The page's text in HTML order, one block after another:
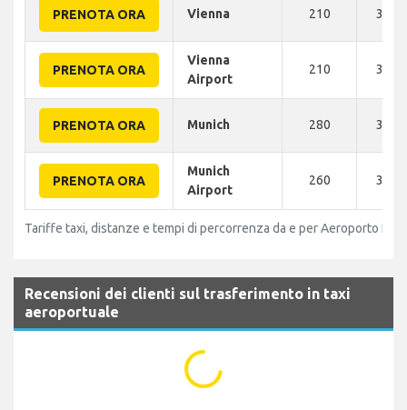
PRENOTA ORA Vienna 210 325
PRENOTA ORA
Vienna
Airport
210 335
PRENOTA ORA Munich 280 360
PRENOTA ORA
Munich
Airport
260 395
Tariffe taxi, distanze e tempi di percorrenza da e per Aeroporto
Recensioni dei clienti sul trasferimento in taxi
aeroportuale
...